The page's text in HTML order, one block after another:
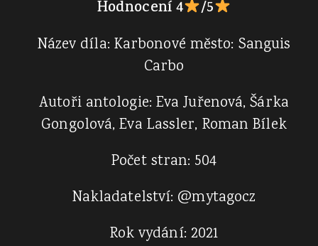
Hodnocení 4 /5
Název díla: Karbonové město: Sanguis
Carbo
Autoři antologie: Eva Juřenová, Šárka
Gongolová, Eva Lassler, Roman Bílek
Počet stran: 504
Nakladatelství: @mytagocz
Rok vydání: 2021